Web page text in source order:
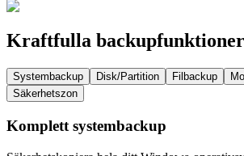
Kraftfulla backupfunktioner
Systembackup Disk/Partition Filbackup
Säkerhetszon
Komplett systembackup